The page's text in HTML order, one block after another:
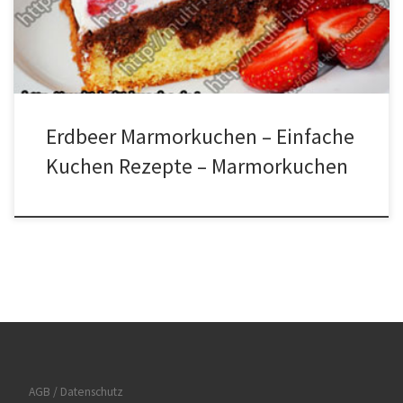
Frucht Schichtca. 1 kg Erdbeeren Für den Guss2 Päck. roten
Tortenguss4 EL Zucker500ml Wasser Zubereitung für Erdbeer […]
Erdbeer Marmorkuchen – Einfache
Kuchen Rezepte – Marmorkuchen
AGB / Datenschutz